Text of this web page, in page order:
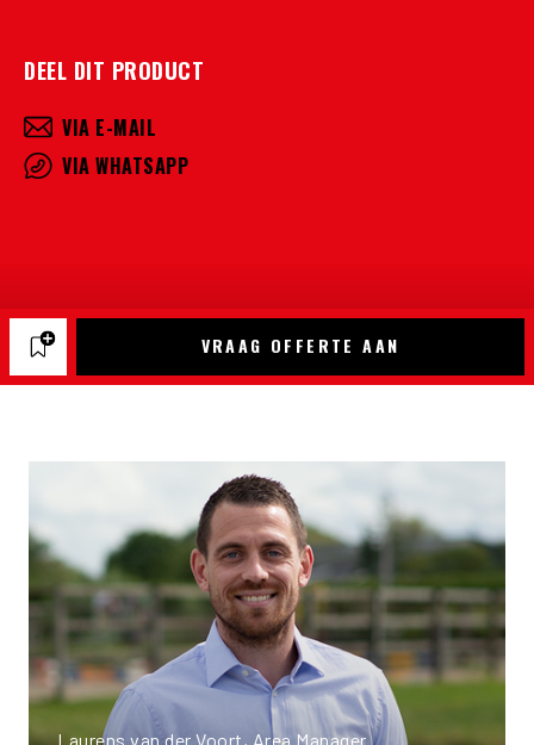
DEEL DIT PRODUCT
VIA E-MAIL
VIA WHATSAPP
VRAAG OFFERTE AAN
Laurens van der Voort, Area Manager